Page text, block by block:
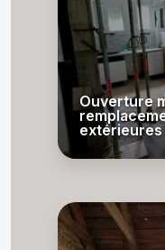
Ouverture
extérieures